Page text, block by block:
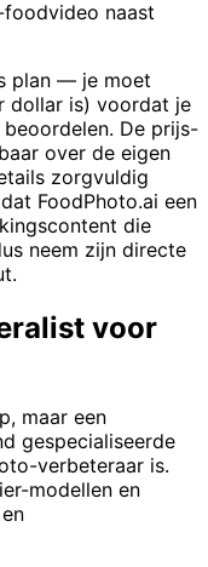
naast
plan — je moet
dollar is) voordat je
De prijs-
over de eigen
zorgvuldig
FoodPhoto.ai een
die
neem zijn directe
voor
maar een
gespecialiseerde
verbeteraar is.
modellen en